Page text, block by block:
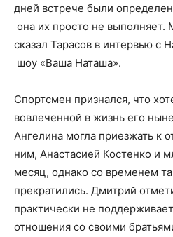
дней встрече были
она их просто не
сказал Тарасов в интервью с
шоу «Ваша Наташа».
Спортсмен признался, что
вовлеченной в жизнь его
Ангелина могла приезжать к
ним, Анастасией Костенко и
месяц, однако со временем
прекратились. Дмитрий
практически не поддерживает
отношения со своими